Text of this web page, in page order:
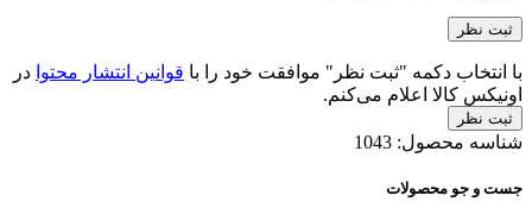
با انتخاب دکمه "ثبت نظر" موافقت خود را با قوانین انتشار محتوا در
اونیکس کالا اعلام می‌کنم.
ثبت نظر
شناسه محصول: 1043
جست و جو محصولات